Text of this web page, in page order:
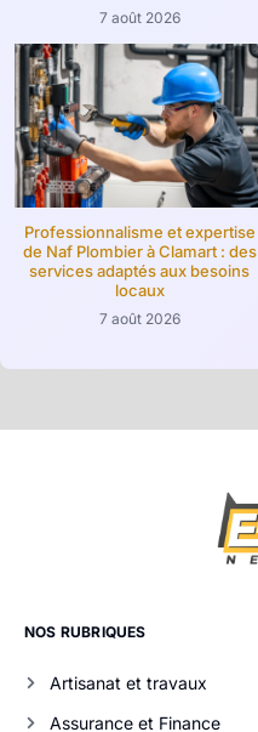
7 août 2026
Professionnalisme et expertise
de Naf Plombier à Clamart : des
services adaptés aux besoins
locaux
7 août 2026
NOS RUBRIQUES
Artisanat et travaux
Assurance et Finance